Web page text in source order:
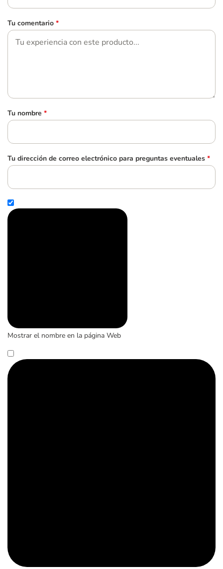
Tu comentario *
Tu nombre *
Tu dirección de correo electrónico para preguntas eventuales *
Mostrar el nombre en la página Web